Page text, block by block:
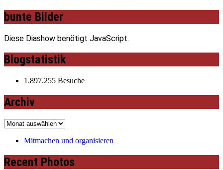
bunte Bilder
Diese Diashow benötigt JavaScript.
Blogstatistik
1.897.255 Besuche
Archiv
Archiv
Mitmachen und organisieren
Recent Photos